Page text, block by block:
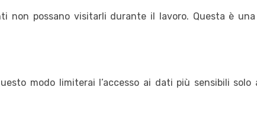
non possano visitarli durante il lavoro. Questa è
modo limiterai l’accesso ai dati più sensibili solo